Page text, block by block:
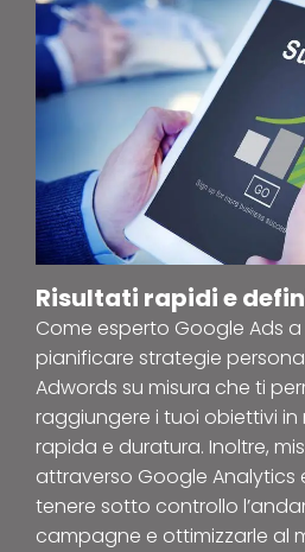
Risultati rapidi e
Come esperto Google Ads
pianificare strategie
Adwords su misura che ti
raggiungere i tuoi obiettivi
rapida e duratura. Inoltre,
attraverso Google Analytics
tenere sotto controllo
campagne e ottimizzarle al